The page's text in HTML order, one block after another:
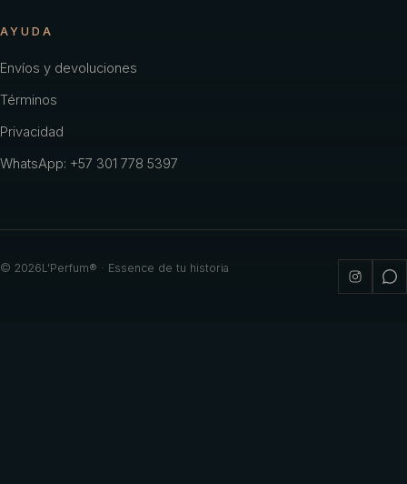
AYUDA
Envíos y devoluciones
Términos
Privacidad
WhatsApp: +57 301 778 5397
© 2026L'Perfum® · Essence de tu historia